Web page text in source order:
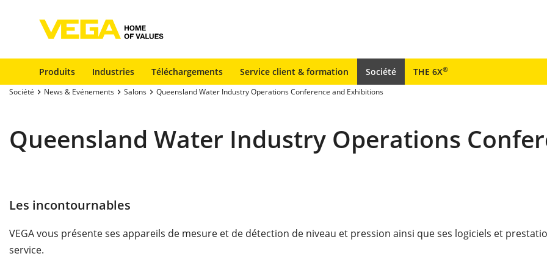
Produits Industries Téléchargements Service client & formation Société THE 6X®
Société News & Evénements Salons Queensland Water Industry Operations Conference and Exhibitions
Queensland Water Industry Operations
Les incontournables
VEGA vous présente ses appareils de mesure et de détection de niveau et pression ainsi que ses logiciels et
service.